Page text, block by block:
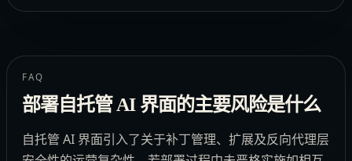
FAQ
部署自托管 AI 界面的主要风险是什么
自托管 AI 界面引入了关于补丁管理、扩展及反向代理层